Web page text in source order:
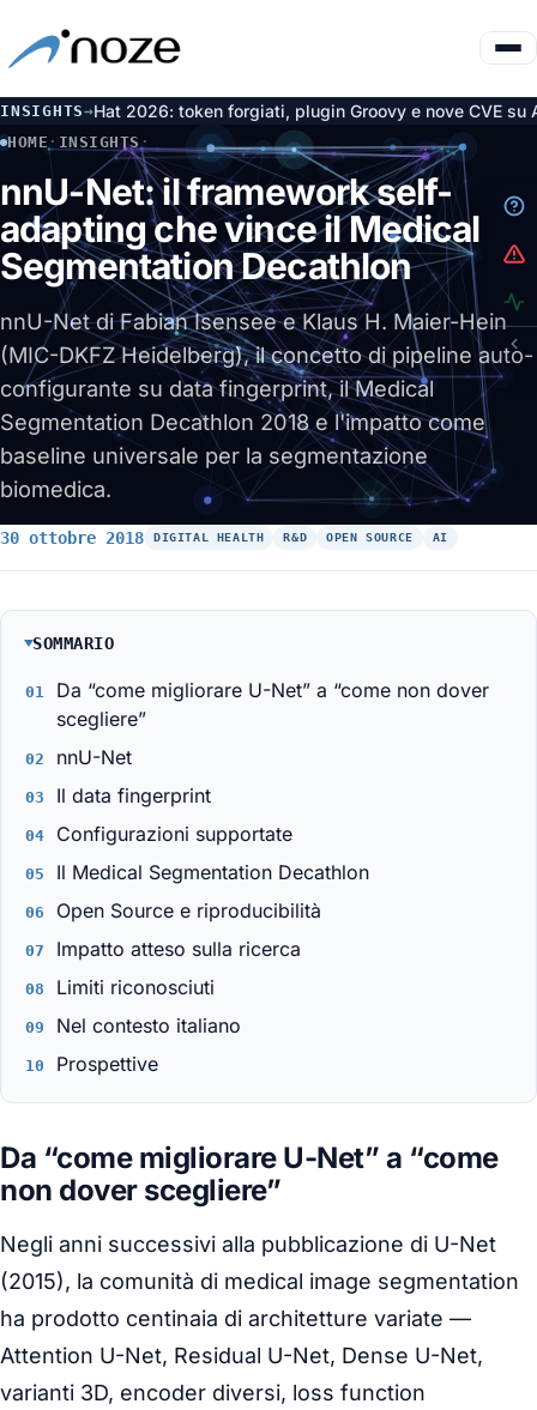
INSIGHTS→
token forgiati, plugin Groovy e nove CVE su Artifactory6 ago
HOME · INSIGHTS·
NNU-NET: IL FRAMEWORK SELF-ADAPTING CHE VINCE IL
nnU-Net: il framework self-
adapting che vince il Medical
Segmentation Decathlon
nnU-Net di Fabian Isensee e Klaus H. Maier-Hein
(MIC-DKFZ Heidelberg), il concetto di pipeline auto-
configurante su data fingerprint, il Medical
Segmentation Decathlon 2018 e l'impatto come
baseline universale per la segmentazione
biomedica.
30 ottobre 2018 DIGITAL HEALTH R&D OPEN SOURCE AI
SOMMARIO
Da “come migliorare U-Net” a “come non dover
scegliere”
nnU-Net
Il data fingerprint
Configurazioni supportate
Il Medical Segmentation Decathlon
Open Source e riproducibilità
Impatto atteso sulla ricerca
Limiti riconosciuti
Nel contesto italiano
Prospettive
Da “come migliorare U-Net” a “come
non dover scegliere”
Negli anni successivi alla pubblicazione di U-Net
(2015), la comunità di medical image segmentation
ha prodotto centinaia di architetture variate —
Attention U-Net, Residual U-Net, Dense U-Net,
varianti 3D, encoder diversi, loss function